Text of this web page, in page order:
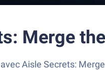
Merge
Aisle Secrets: